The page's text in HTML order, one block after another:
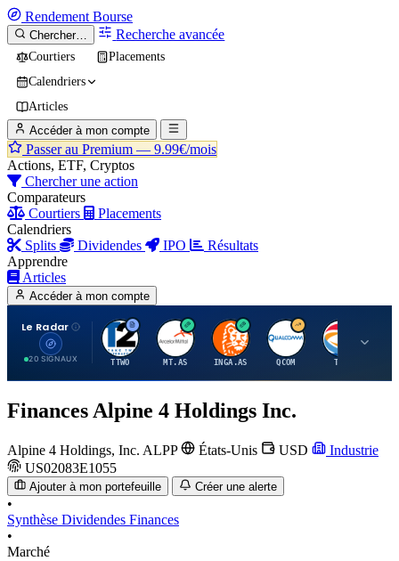
Rendement Bourse
Chercher… Recherche avancée
Courtiers
Placements
Calendriers
Articles
Accéder à mon compte
Passer au Premium — 9.99€/mois
Actions, ETF, Cryptos
Chercher une action
Comparateurs
Courtiers
Placements
Calendriers
Splits
Dividendes IPO
Résultats
Apprendre
Articles
Accéder à mon compte
Le Radar
20 SIGNAUX
T
TTWO
A
MT.AS
I
INGA.AS
Q
QCOM
T
TTE
Finances Alpine 4 Holdings Inc.
Alpine 4 Holdings, Inc. ALPP États-Unis USD
Industrie
US02083E1055
Ajouter à mon portefeuille Créer une alerte
•
Synthèse Dividendes Finances
•
Marché